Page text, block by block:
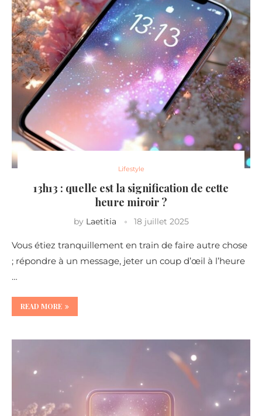
Lifestyle
13h13 : quelle est la signification de cette
heure miroir ?
by Laetitia 18 juillet 2025
Vous étiez tranquillement en train de faire autre chose
; répondre à un message, jeter un coup d’œil à l’heure
…
READ MORE